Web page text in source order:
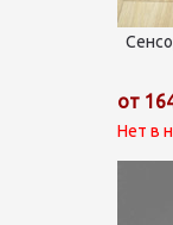
от
Нет в